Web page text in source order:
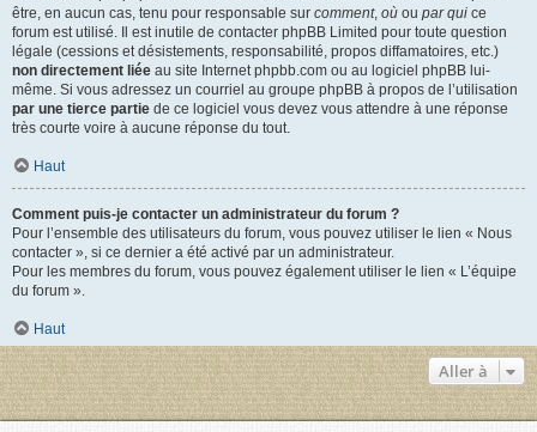
être, en aucun cas, tenu pour responsable sur comment, où ou par qui ce
forum est utilisé. Il est inutile de contacter phpBB Limited pour toute question
légale (cessions et désistements, responsabilité, propos diffamatoires, etc.)
non directement liée au site Internet phpbb.com ou au logiciel phpBB lui-
même. Si vous adressez un courriel au groupe phpBB à propos de l’utilisation
par une tierce partie de ce logiciel vous devez vous attendre à une réponse
très courte voire à aucune réponse du tout.
Haut
Comment puis-je contacter un administrateur du forum ?
Pour l’ensemble des utilisateurs du forum, vous pouvez utiliser le lien « Nous
contacter », si ce dernier a été activé par un administrateur.
Pour les membres du forum, vous pouvez également utiliser le lien « L’équipe
du forum ».
Haut
Aller à